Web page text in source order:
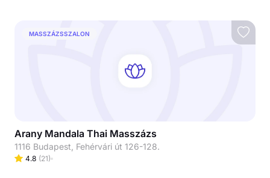
MASSZÁZSSZALON
Arany Mandala Thai Masszázs
1116 Budapest, Fehérvári út 126-128.
4.8 (21)